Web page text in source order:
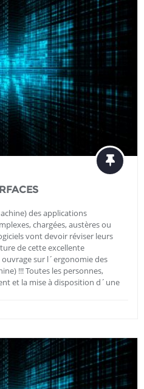
des applications
chargées, austères ou
vont devoir réviser leurs
de cette excellente
sur l´ergonomie des
!!! Toutes les personnes,
et la mise à disposition d´une